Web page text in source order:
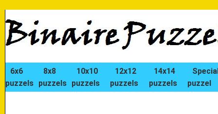
6x6
puzzels
8x8
puzzels
10x10
puzzels
12x12
puzzels
14x14
puzzels
puzzel